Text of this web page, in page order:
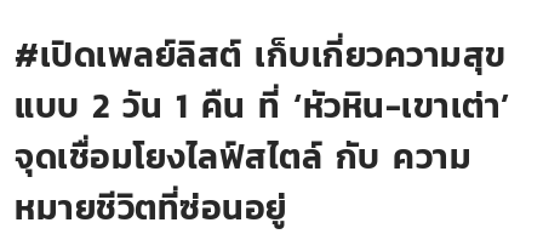
#เปิดเพลย์ลิสต์ เก็บเกี่ยวความสุข
แบบ 2 วัน 1 คืน ที่ ‘หัวหิน-เขาเต่า’
จุดเชื่อมโยงไลฟ์สไตล์ กับ ความ
หมายชีวิตที่ซ่อนอยู่